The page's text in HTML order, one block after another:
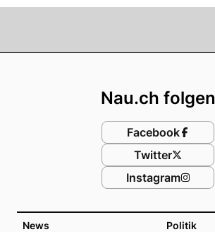
News Politik
Nau.ch folgen
Facebook
Twitter
Instagram